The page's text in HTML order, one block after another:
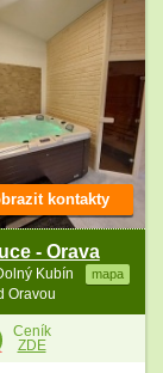
- Orava
Kubín mapa
Oravou
kontakty
Ceník
ZDE